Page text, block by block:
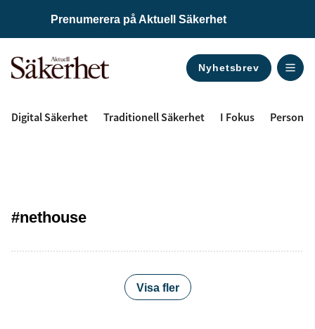
Prenumerera på Aktuell Säkerhet
Nyhetsbrev
Digital Säkerhet Traditionell Säkerhet I Fokus
#nethouse
Visa fler